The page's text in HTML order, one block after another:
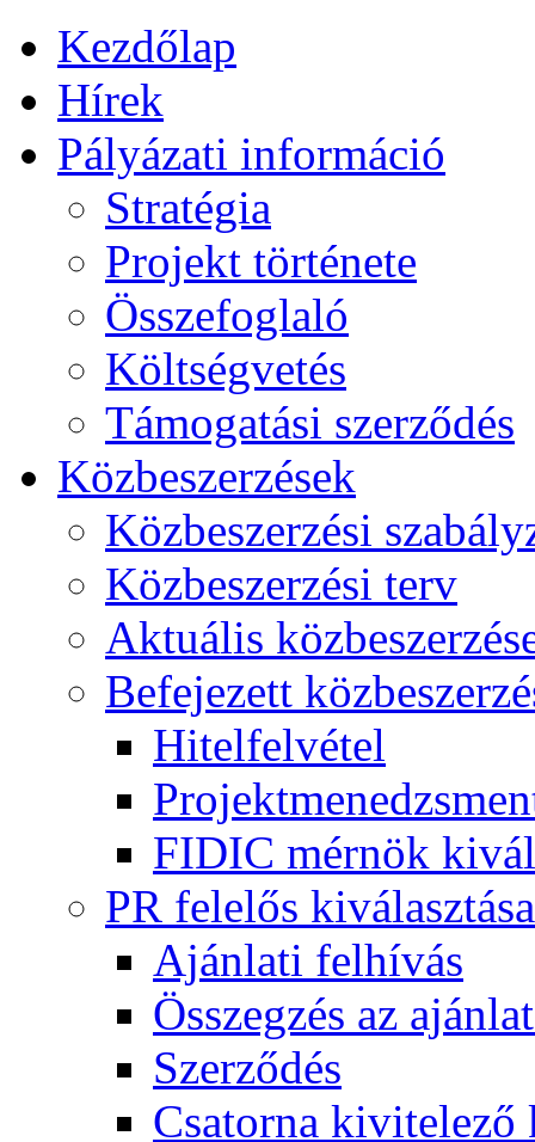
Kezdőlap
Hírek
Pályázati információ
Stratégia
Projekt története
Összefoglaló
Költségvetés
Támogatási szerződés
Közbeszerzések
Közbeszerzési
Közbeszerzési terv
Aktuális
Befejezett
Hitelfelvétel
FIDIC mérnök
PR felelős kiválasztása
Ajánlati felhívás
Összegzés az
Szerződés
Csatorna kivitelező